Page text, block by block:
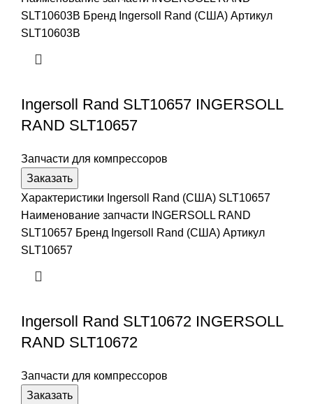
SLT10603B Бренд Ingersoll Rand (США) Артикул
SLT10603B
Ingersoll Rand SLT10657 INGERSOLL
RAND SLT10657
Запчасти для компрессоров
Заказать
Характеристики Ingersoll Rand (США) SLT10657
Наименование запчасти INGERSOLL RAND
SLT10657 Бренд Ingersoll Rand (США) Артикул
SLT10657
Ingersoll Rand SLT10672 INGERSOLL
RAND SLT10672
Запчасти для компрессоров
Заказать